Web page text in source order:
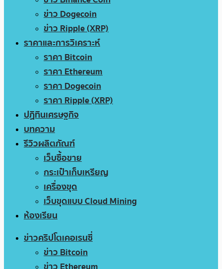
ข่าว Dogecoin
ข่าว Ripple (XRP)
ราคาและการวิเคราะห์
ราคา Bitcoin
ราคา Ethereum
ราคา Dogecoin
ราคา Ripple (XRP)
ปฏิทินเศรษฐกิจ
บทความ
รีวิวผลิตภัณฑ์
เว็บซื้อขาย
กระเป๋าเก็บเหรียญ
เครื่องขุด
เว็บขุดแบบ Cloud Mining
ห้องเรียน
ข่าวคริปโตเคอเรนซี่
ข่าว Bitcoin